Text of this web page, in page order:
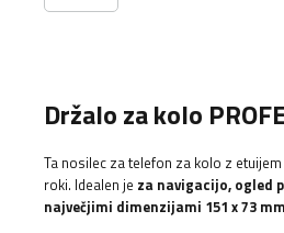
Držalo za kolo
Ta nosilec za telefon za kolo z
roki. Idealen je za navigacijo, ogled
največjimi dimenzijami 151 x 73 mm